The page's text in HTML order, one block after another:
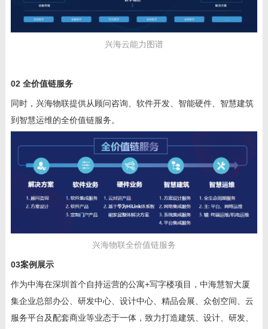
兴海云能力图谱
02 全价值链服务
同时，兴海物联提供从顾问咨询、软件开发、智能硬件、智慧建筑
到智慧运维的全价值链服务。
兴海物联全价值链服务
03案例展示
作为中海在深圳首个自持运营的公寓+写字楼项目，中海慧智大厦
集企业总部办公、研发中心、设计中心、精品会展、众创空间、云
服务平台及配套商业等业态于一体，致力打造建筑、设计、研发、